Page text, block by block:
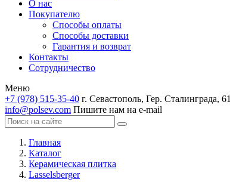
О нас
Покупателю
Способы оплаты
Способы доставки
Гарантия и возврат
Контакты
Сотрудничество
Меню
+7 (978) 515-35-40 г. Севастополь, Гер. Сталинграда, 61
info@polsev.com Пишите нам на e-mail
Главная
Каталог
Керамическая плитка
Lasselsberger